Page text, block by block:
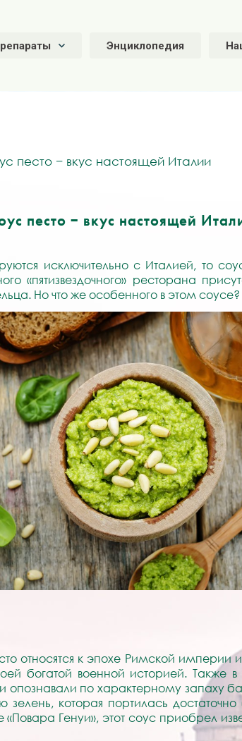
Энциклопедия
песто − вкус настоящей Италии
песто − вкус настоящей
исключительно с Италией, то
«пятизвездочного» ресторана
Но что же особенного в этом соусе?
относятся к эпохе Римской империи
богатой военной историей. Также
опознавали по характерному запаху
которая портилась
«Повара Генуи», этот соус приобрел